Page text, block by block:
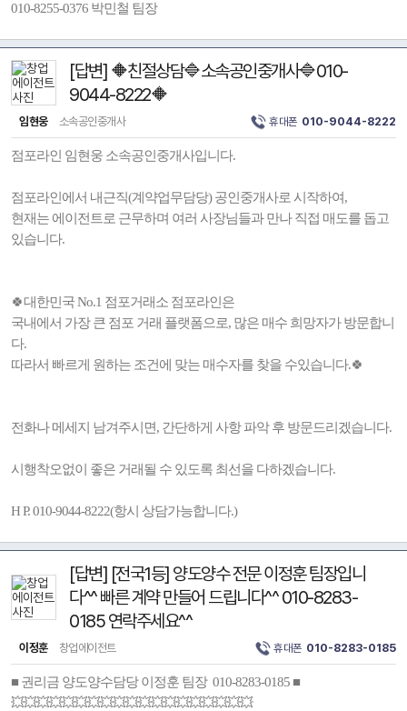
010-8255-0376 박민철 팀장
[답변] 🔶친절상담🔷소속공인중개사🔷010-
9044-8222🔶
임현웅 소속공인중개사 휴대폰 010-9044-8222
점포라인 임현웅 소속공인중개사입니다.
점포라인에서 내근직(계약업무담당) 공인중개사로 시작하여,
현재는 에이전트로 근무하며 여러 사장님들과 만나 직접 매도를 돕고
있습니다.
🍀대한민국 No.1 점포거래소 점포라인은
국내에서 가장 큰 점포 거래 플랫폼으로, 많은 매수 희망자가 방문합니
다.
따라서 빠르게 원하는 조건에 맞는 매수자를 찾을 수있습니다.🍀
전화나 메세지 남겨주시면, 간단하게 사항 파악 후 방문드리겠습니다.
시행착오없이 좋은 거래될 수 있도록 최선을 다하겠습니다.
H P. 010-9044-8222(항시 상담가능합니다.)
[답변] [전국1등] 양도양수 전문 이정훈 팀장입니
다^^ 빠른 계약 만들어 드립니다^^ 010-8283-
0185 연락주세요^^
이정훈 창업에이전트 휴대폰 010-8283-0185
■ 권리금 양도양수담당 이정훈 팀장 010-8283-0185 ■
💥💥💥💥💥💥💥💥💥💥💥💥💥💥💥💥💥💥💥